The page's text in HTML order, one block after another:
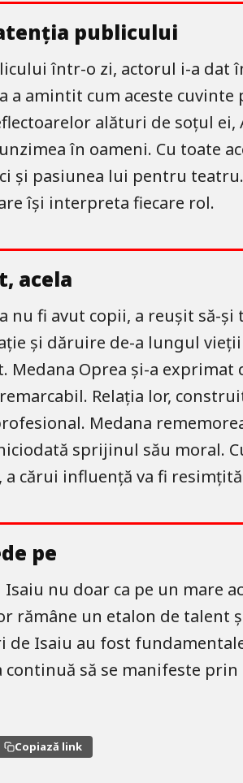
publicului
într-o zi, actorul i-a dat
amintit cum aceste cuvinte
alături de soțul ei,
în oameni. Cu toate
și pasiunea lui pentru
își interpreta fiecare rol.
acela
nu fi avut copii, a reușit să-
și dăruire de-a lungul
Medana Oprea și-a
Relația lor,
Medana
sprijinul său moral.
cărui influență va fi
pe
nu doar ca pe un mare
rămâne un etalon de talent
Isaiu au fost
să se manifeste
Copiază link